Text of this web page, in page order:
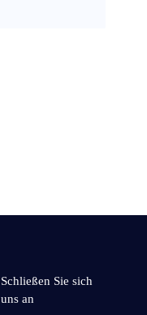
Schließen Sie sich
uns an